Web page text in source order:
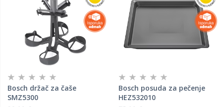
Bosch držač za čaše
SMZ5300
Bosch posuda za pečenje
HEZ532010